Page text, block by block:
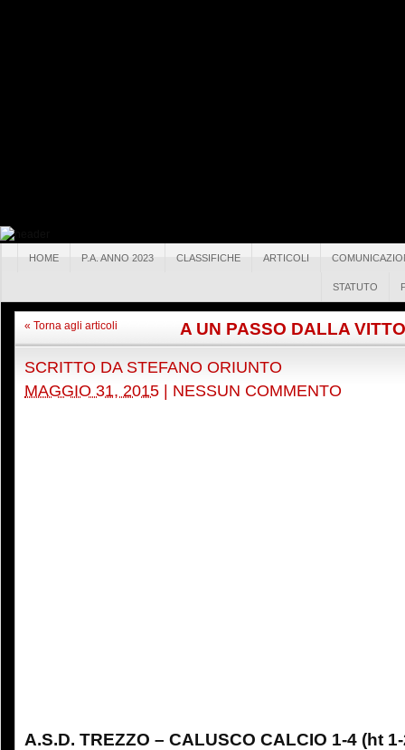
HOME P.A. ANNO 2023 CLASSIFICHE ARTICOLI
STATUTO
« Torna agli articoli A UN PASSO DALLA
SCRITTO DA STEFANO ORIUNTO
MAGGIO 31, 2015
NESSUN COMMENTO
A.S.D. TREZZO – CALUSCO CALCIO 1-4 (ht